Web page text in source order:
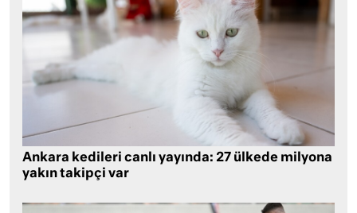
Ankara kedileri canlı yayında: 27 ülkede milyona
yakın takipçi var